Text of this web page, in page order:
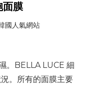
面膜
國人氣網站
。BELLA LUCE 細
。所有的面膜主要